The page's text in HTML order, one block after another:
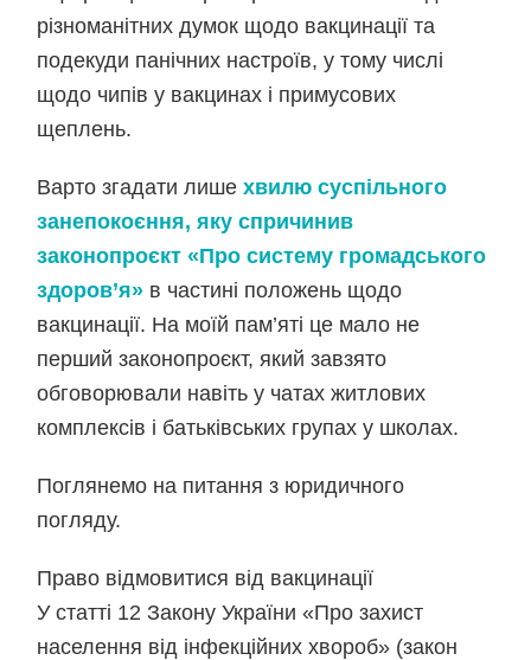
різноманітних думок щодо вакцинації та
подекуди панічних настроїв, у тому числі
щодо чипів у вакцинах і примусових
щеплень.
Варто згадати лише хвилю суспільного
занепокоєння, яку спричинив
законопроєкт «Про систему громадського
здоров’я» в частині положень щодо
вакцинації. На моїй пам’яті це мало не
перший законопроєкт, який завзято
обговорювали навіть у чатах житлових
комплексів і батьківських групах у школах.
Поглянемо на питання з юридичного
погляду.
Право відмовитися від вакцинації
У статті 12 Закону України «Про захист
населення від інфекційних хвороб» (закон